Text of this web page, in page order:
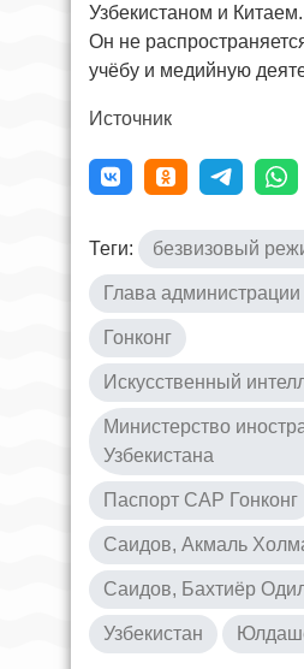
Узбекистаном и Китаем.
Он не
учёбу и медийную
Источник
Теги: безвизовый
Глава администрации
Гонконг
Искусственный
Министерство
Узбекистана
Паспорт САР Гонконг
Саидов, Акмаль
Саидов, Бахтиёр
Узбекистан